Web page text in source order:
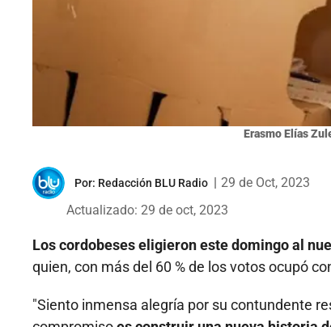
Erasmo Elías
Por: Redacción BLU Radio
29 de Oct, 2023
Actualizado: 29 de oct, 2023
Los cordobeses eligieron este domingo al
quien, con más del 60 % de los votos ocupó
"Siento inmensa alegría por su contundente